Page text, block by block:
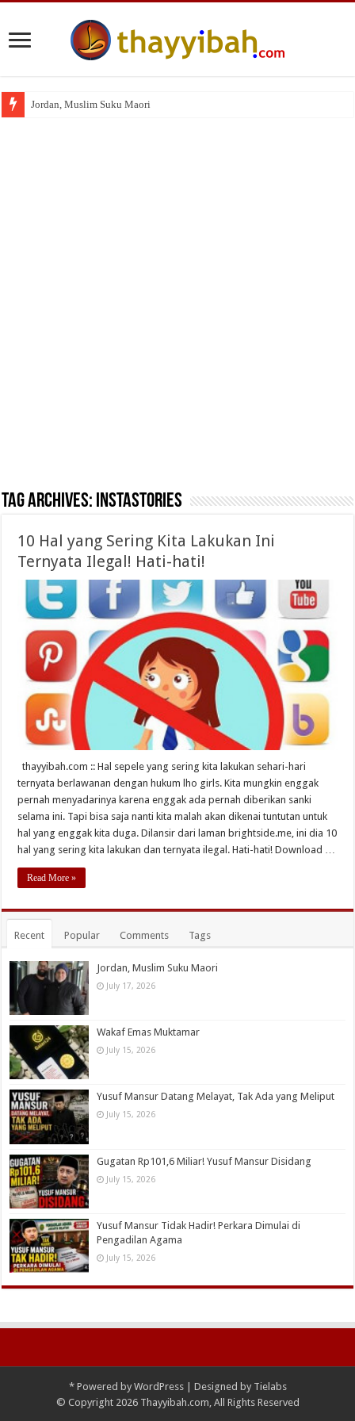
Jordan, Muslim Suku Maori
Tag Archives: Instastories
10 Hal yang Sering Kita Lakukan Ini
Ternyata Ilegal! Hati-hati!
thayyibah.com :: Hal sepele yang sering kita lakukan sehari-hari
ternyata berlawanan dengan hukum lho girls. Kita mungkin enggak
pernah menyadarinya karena enggak ada pernah diberikan sanki
selama ini. Tapi bisa saja nanti kita malah akan dikenai tuntutan untuk
hal yang enggak kita duga. Dilansir dari laman brightside.me, ini dia 10
hal yang sering kita lakukan dan ternyata ilegal. Hati-hati! Download …
Read More »
Recent Popular Comments Tags
Jordan, Muslim Suku Maori
July 17, 2026
Wakaf Emas Muktamar
July 15, 2026
Yusuf Mansur Datang Melayat, Tak Ada yang Meliput
July 15, 2026
Gugatan Rp101,6 Miliar! Yusuf Mansur Disidang
July 15, 2026
Yusuf Mansur Tidak Hadir! Perkara Dimulai di
Pengadilan Agama
July 15, 2026
*Powered by WordPress| Designed by Tielabs
© Copyright 2026 Thayyibah.com, All Rights Reserved